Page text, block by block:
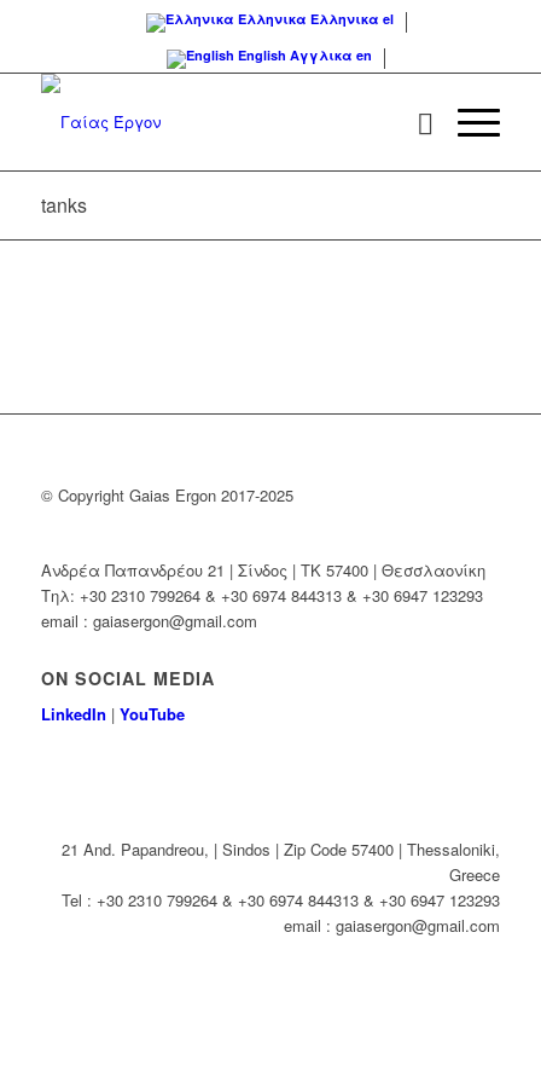
Ελληνικα Ελληνικα el
English Αγγλικα en
tanks
© Copyright Gaias Ergon 2017-2025
Ανδρέα Παπανδρέου 21 | Σίνδος | ΤΚ 57400 | Θεσσλαονίκη
Τηλ: +30 2310 799264 & +30 6974 844313 & +30 6947 123293
email : gaiasergon@gmail.com
ON SOCIAL MEDIA
LinkedIn | YouTube
21 And. Papandreou, | Sindos | Zip Code 57400 | Thessaloniki,
Greece
Tel : +30 2310 799264 & +30 6974 844313 & +30 6947 123293
email : gaiasergon@gmail.com